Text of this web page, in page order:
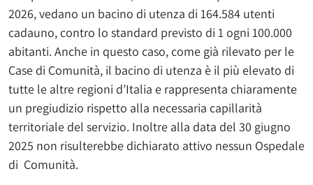
2026, vedano un bacino di utenza di 164.584 utenti
cadauno, contro lo standard previsto di 1 ogni 100.000
abitanti. Anche in questo caso, come già rilevato per le
Case di Comunità, il bacino di utenza è il più elevato di
tutte le altre regioni d’Italia e rappresenta chiaramente
un pregiudizio rispetto alla necessaria capillarità
territoriale del servizio. Inoltre alla data del 30 giugno
2025 non risulterebbe dichiarato attivo nessun Ospedale
di Comunità.